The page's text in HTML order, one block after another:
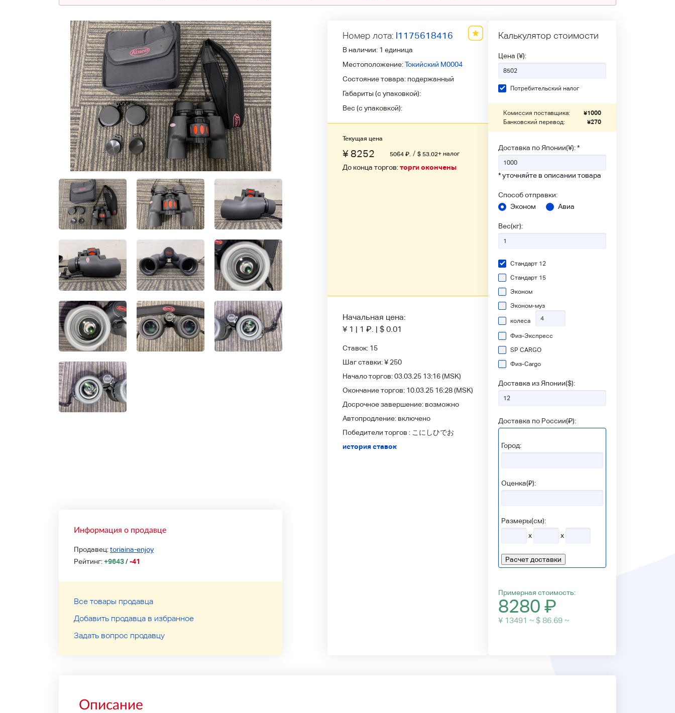
Информация о продавце
Продавец:toriaina-enjoy
Рейтинг:+9643/-41
Все товары продавца
Добавить продавца в избранное
Задать вопрос продавцу
Номер лота: l1175618416
В наличии: 1 единица
Местоположение:Токийский M0004
Состояние товара: подержанный
Габариты (с упаковкой):
Вес (с упаковкой):
Текущая цена
¥ 8252 5064 ₽. / $ 53.02+ налог
До конца торгов:торги окончены
Начальная цена:
¥ 1 | 1 ₽. | $ 0.01
Ставок: 15
Шаг ставки:¥ 250
Начало торгов:03.03.25 13:16(MSK)
Окончание торгов: 10.03.25 16:28(MSK)
Досрочное завершение: возможно
Автопродление: включено
Победители торгов : こにしひでお
история ставок
Калькулятор стоимости
Цена (¥):
Потребительский налог
Комиссия поставщика: ¥1000
Банковский перевод:
¥270
Доставка по Японии(¥): *
* уточняйте в описании товара
Способ отправки:
Эконом
Авиа
Вес(кг):
Стандарт 12
Стандарт 15
Эконом
Эконом-муз
колеса
Физ-Экспресс
SP CARGO
Физ-Сargo
Доставка из Японии($):
Доставка по России(₽):
Город:
Оценка(₽):
Размеры(см):
x
x
Расчет доставки
Примерная стоимость:
8280 ₽
¥ 13491 ~ $ 86.69 ~
Описание